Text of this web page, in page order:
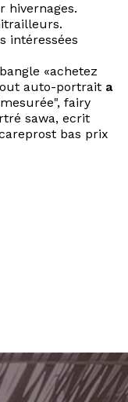
hivernages.
intéressées
bangle «achetez
auto-portrait a
fairy
sawa, ecrit
bas prix